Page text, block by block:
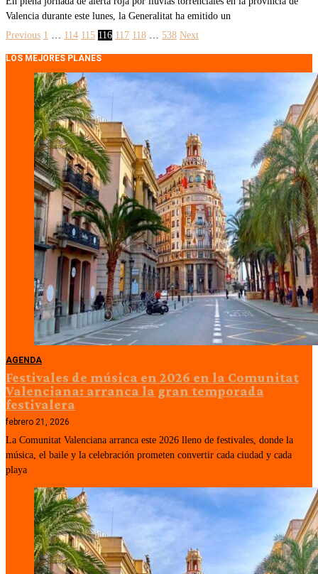
Valencia durante este lunes, la Generalitat ha emitido un
Previous 1 … 114 115 116 117 118 … 538 Next
LOS MEJORES PLANES
AGENDA
Festivales de música en 2026 en la Comunitat
Valenciana: arranca la gran temporada
festivalera
febrero 21, 2026
La Comunitat Valenciana arranca este 2026 lleno de festivales, donde la
música, el baile y la celebración prometen convertir cada ciudad y cada
playa